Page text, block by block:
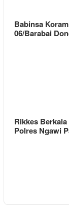
Babinsa
06/Barabai
Rikkes Berkala
Polres Ngawi